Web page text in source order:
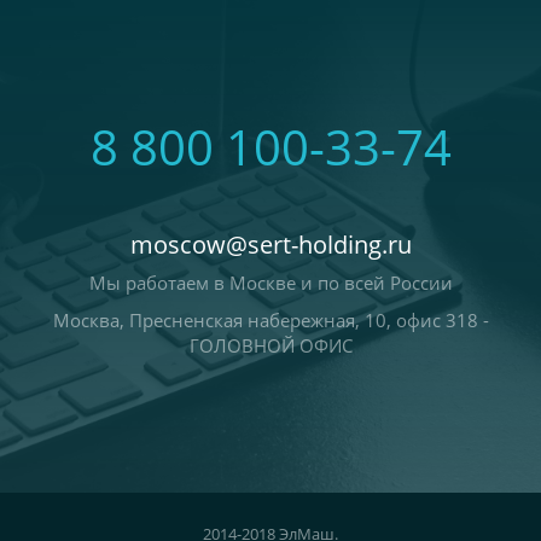
8 800 100-33-74
moscow@sert-holding.ru
Мы работаем в Москве и по всей России
Москва, Пресненская набережная, 10, офис 318 -
ГОЛОВНОЙ ОФИС
2014-2018 ЭлМаш.